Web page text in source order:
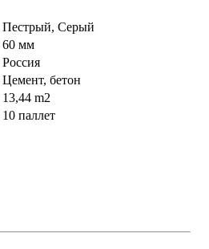
Пестрый, Серый
60 мм
Россия
Цемент, бетон
13,44 m2
10 паллет